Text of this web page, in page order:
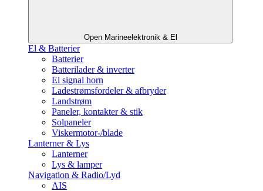
Open Marineelektronik & El
El & Batterier
Batterier
Batterilader & inverter
El signal horn
Ladestrømsfordeler & afbryder
Landstrøm
Paneler, kontakter & stik
Solpaneler
Viskermotor-/blade
Lanterner & Lys
Lanterner
Lys & lamper
Navigation & Radio/Lyd
AIS